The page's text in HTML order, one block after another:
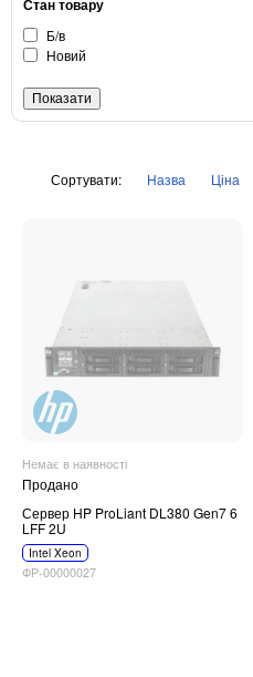
Інвертори напруги
Акумулятори для ДБЖ
Стан товару
Б/в
Новий
Сортувати: Назва Ціна
Немає в наявності
Продано
Сервер HP ProLiant DL380 Gen7 6
LFF 2U
Intel Xeon
ФР-00000027